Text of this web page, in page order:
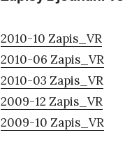
2010-10 Zapis_VR
2010-06 Zapis_VR
2010-03 Zapis_VR
2009-12 Zapis_VR
2009-10 Zapis_VR